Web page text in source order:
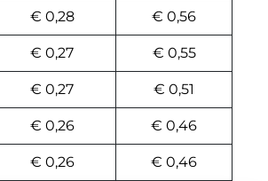
€ 0,28 € 0,56
€ 0,27 € 0,55
€ 0,27 € 0,51
€ 0,26 € 0,46
€ 0,26 € 0,46